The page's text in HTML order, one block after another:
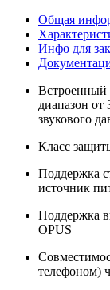
Общая
Инфо для
Встроенный
диапазон
звукового
Класс
Поддержка
источник
Поддержка
OPUS
телефоном)